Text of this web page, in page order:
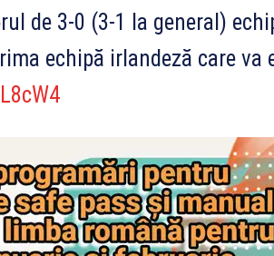
de 3-0 (3-1 la general)
echipă irlandeză care va